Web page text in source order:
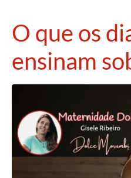
O que os
ensinam